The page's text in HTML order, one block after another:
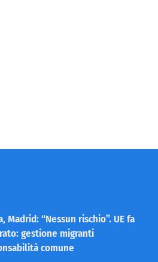
Madrid: “Nessun rischio”. UE fa
gestione migranti
comune